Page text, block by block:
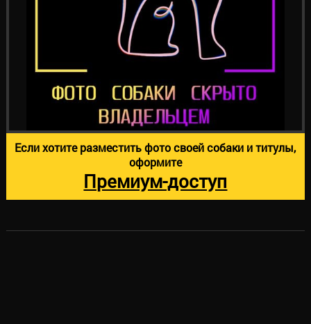
Если хотите разместить фото своей собаки и титулы,
оформите
Премиум-доступ